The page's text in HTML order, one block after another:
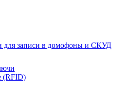
для записи в домофоны и СКУД
(RFID)